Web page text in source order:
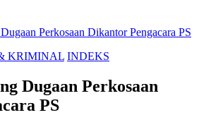
Perkosaan Dikantor Pengacara PS
KRIMINAL INDEKS
Dugaan Perkosaan
PS